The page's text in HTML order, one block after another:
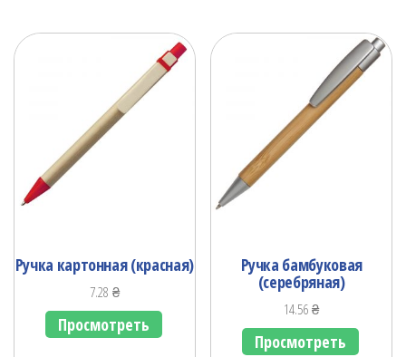
Ручка картонная (красная)
7.28 ₴
Просмотреть
Ручка бамбуковая
(серебряная)
14.56₴
Просмотреть